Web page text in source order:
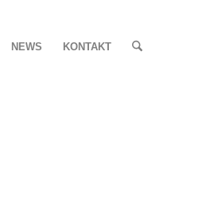
NEWS KONTAKT